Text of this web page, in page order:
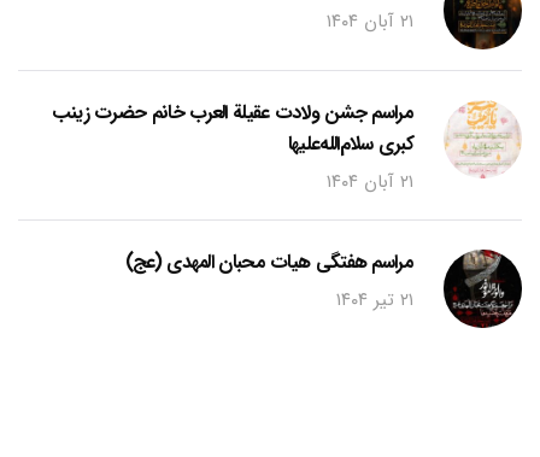
۲۱ آبان ۱۴۰۴
مراسم جشن ولادت عقیلة العرب خانم حضرت زینب
کبری سلام‌الله‌علیها
۲۱ آبان ۱۴۰۴
مراسم هفتگی هیات محبان المهدی (عج)
۲۱ تیر ۱۴۰۴